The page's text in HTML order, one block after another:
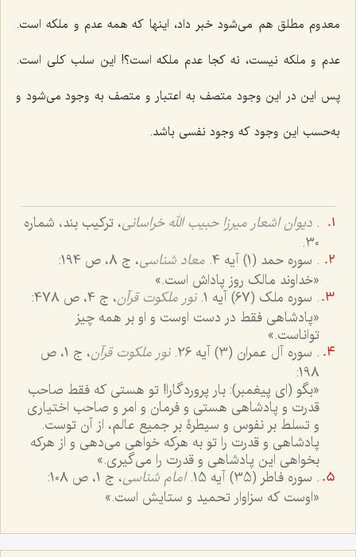
معدوم مطلق هم می‌شود خبر داد، اینها که همه عدم و ملکه است.
عدم و ملکه نیست، نه کجا عدم ملکه است؟! این سلب کلی است.
پس این در این وجود متصف به اعتبار و متصف به وجود می‌شود و
به‌حسب این وجود که وجود نفسی باشد.
. دیوان اشعار میرزا حبیب الله خراسانى، ترکیب بند، شماره
30.
. سوره حمد (1) آیه 4.
معاد شناسى، ج ‌8، ص 194:
«خداوند مالک روز پاداش است.»‌
. سوره ملک (67) آیه 1.
نور ملکوت قرآن، ج 4، ص 478:
«پادشاهى فقط در دست اوست و او بر همه چیز
تواناست.»
. سوره آل عمران (3) آیه 26.
نور ملکوت قرآن
، ج 1، ص
198:
«بگو (اى پیغمبر): بار پروردگارا! تو هستى که فقط صاحب
قدرت و پادشاهى هستى و فرمان و امر و صاحب اختیارى
و تسلط بر نفوس و سیطرۀ بر جمیع عالم، از آن توست.
پادشاهى و قدرت را تو به هرکه خواهى مى‌دهى و از هرکه
بخواهى این پادشاهى و قدرت را مى‌گیرى.»‌
. سوره فاطر (35) آیه 15.
امام شناسى، ج ‌1، ص 108:
«اوست که سزاوار تحمید و ستایش است.»